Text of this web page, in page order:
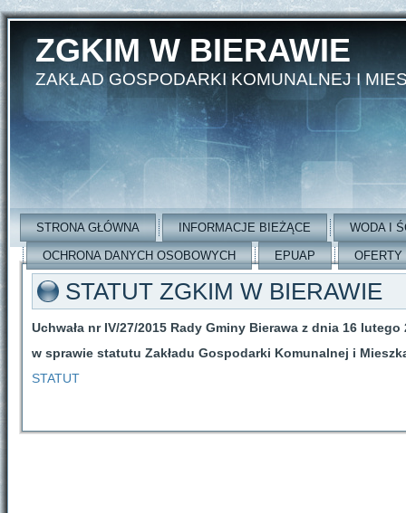
ZGKIM W BIERAWIE
ZAKŁAD GOSPODARKI KOMUNALNEJ I
STRONA GŁÓWNA INFORMACJE BIEŻĄCE WODA I
OCHRONA DANYCH OSOBOWYCH EPUAP OFERTY
STATUT ZGKIM W BIERAWIE
Uchwała nr IV/27/2015 Rady Gminy Bierawa z dnia 16 lutego
w sprawie statutu Zakładu Gospodarki Komunalnej i
STATUT